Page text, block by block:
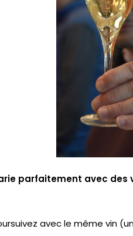
parfaitement avec
avec le même vin